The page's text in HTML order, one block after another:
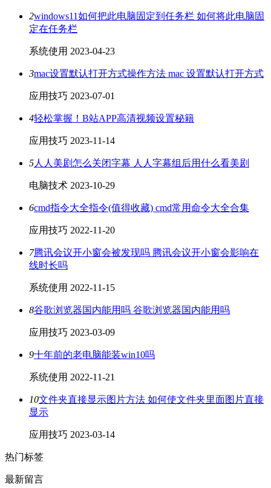
2windows11如何把此电脑固定到任务栏 如何将此电脑固
定在任务栏
系统使用 2023-04-23
3mac设置默认打开方式操作方法 mac 设置默认打开方式
应用技巧 2023-07-01
4轻松掌握！B站APP高清视频设置秘籍
应用技巧 2023-11-14
5人人美剧怎么关闭字幕 人人字幕组后用什么看美剧
电脑技术 2023-10-29
6cmd指令大全指令(值得收藏) cmd常用命令大全合集
应用技巧 2022-11-20
7腾讯会议开小窗会被发现吗 腾讯会议开小窗会影响在
线时长吗
系统使用 2022-11-15
8谷歌浏览器国内能用吗 谷歌浏览器国内能用吗
应用技巧 2023-03-09
9十年前的老电脑能装win10吗
系统使用 2022-11-21
10文件夹直接显示图片方法 如何使文件夹里面图片直接
显示
应用技巧 2023-03-14
热门标签
最新留言